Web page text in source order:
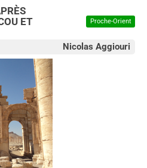
Proche-Orient
ET
Nicolas Aggiouri